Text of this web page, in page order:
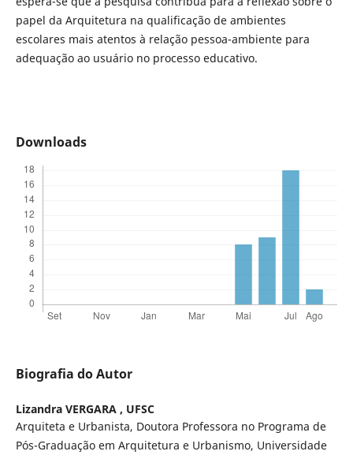
papel da Arquitetura na qualificação de ambientes
escolares mais atentos à relação pessoa-ambiente para
adequação ao usuário no processo educativo.
Downloads
Biografia do Autor
Lizandra VERGARA , UFSC
Arquiteta e Urbanista, Doutora Professora no Programa de
Pós-Graduação em Arquitetura e Urbanismo, Universidade